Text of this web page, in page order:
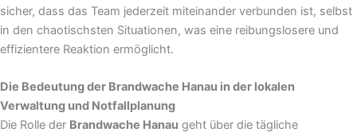
sicher, dass das Team jederzeit miteinander verbunden ist, selbst
in den chaotischsten Situationen, was eine reibungslosere und
effizientere Reaktion ermöglicht.
Die Bedeutung der Brandwache Hanau in der lokalen
Verwaltung und Notfallplanung
Die Rolle der Brandwache Hanau geht über die tägliche